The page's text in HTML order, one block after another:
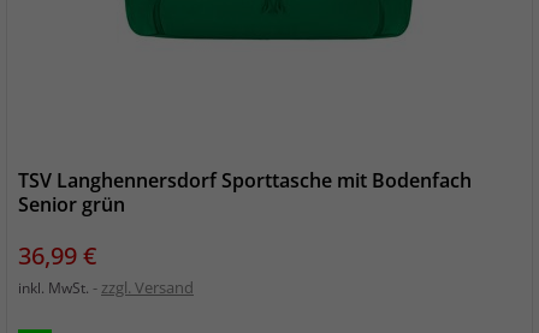
TSV Langhennersdorf Sporttasche mit Bodenfach
Senior grün
Preis
36,99 €
inkl. MwSt. zzgl. Versand